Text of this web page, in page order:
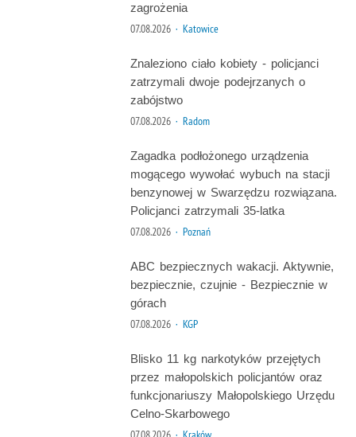
zagrożenia
07.08.2026 · Katowice
Znaleziono ciało kobiety - policjanci
zatrzymali dwoje podejrzanych o
zabójstwo
07.08.2026 · Radom
Zagadka podłożonego urządzenia
mogącego wywołać wybuch na stacji
benzynowej w Swarzędzu rozwiązana.
Policjanci zatrzymali 35-latka
07.08.2026 · Poznań
ABC bezpiecznych wakacji. Aktywnie,
bezpiecznie, czujnie - Bezpiecznie w
górach
07.08.2026 · KGP
Blisko 11 kg narkotyków przejętych
przez małopolskich policjantów oraz
funkcjonariuszy Małopolskiego Urzędu
Celno-Skarbowego